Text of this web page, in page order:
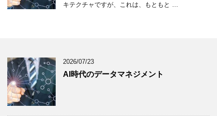
キテクチャですが、これは、もともと …
2026/07/23
AI時代のデータマネジメント